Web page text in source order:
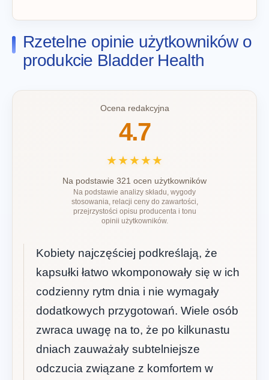
Rzetelne opinie użytkowników o
produkcie Bladder Health
Ocena redakcyjna
4.7
★★★★★
Na podstawie 321 ocen użytkowników
Na podstawie analizy składu, wygody
stosowania, relacji ceny do zawartości,
przejrzystości opisu producenta i tonu
opinii użytkowników.
Kobiety najczęściej podkreślają, że
kapsułki łatwo wkomponowały się w ich
codzienny rytm dnia i nie wymagały
dodatkowych przygotowań. Wiele osób
zwraca uwagę na to, że po kilkunastu
dniach zauważały subtelniejsze
odczucia związane z komfortem w